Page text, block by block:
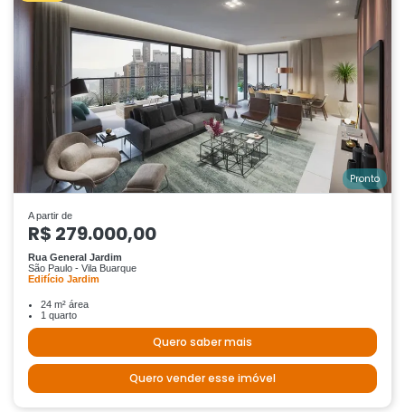
Pronto
A partir de
R$ 279.000,00
Rua General Jardim
São Paulo - Vila Buarque
Edifício Jardim
24 m² área
1 quarto
Quero saber mais
Quero vender esse imóvel